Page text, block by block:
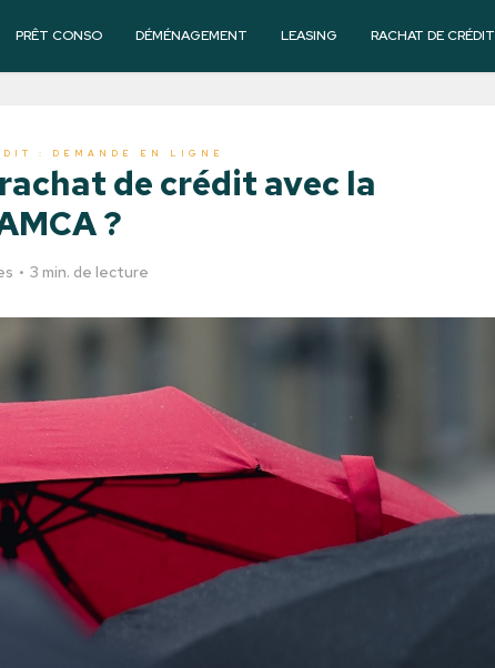
PRÊT CONSO DÉMÉNAGEMENT LEASING RACHAT DE CRÉDIT
: DEMANDE EN LIGNE
de crédit avec la
?
3 min. de lecture